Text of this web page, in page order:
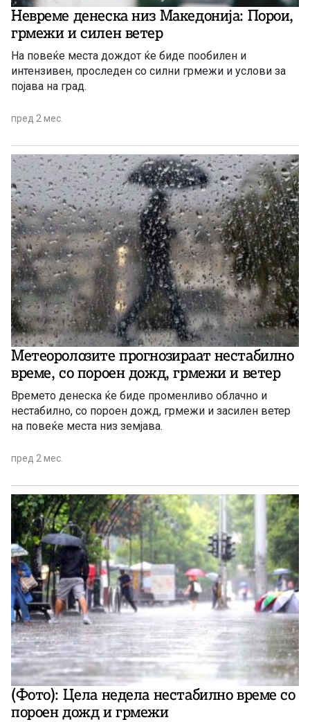
Невреме денеска низ Македонија: Порои,
грмежи и силен ветер
На повеќе места дождот ќе биде пообилен и
интензивен, проследен со силни грмежи и услови за
појава на град.
пред 2 мес.
Метеоролозите прогнозираат нестабилно
време, со пороен дожд, грмежи и ветер
Времето денеска ќе биде променливо облачно и
нестабилно, со пороен дожд, грмежи и засилен ветер
на повеќе места низ земјава.
пред 2 мес.
(Фото): Цела недела нестабилно време со
пороен дожд и грмежи